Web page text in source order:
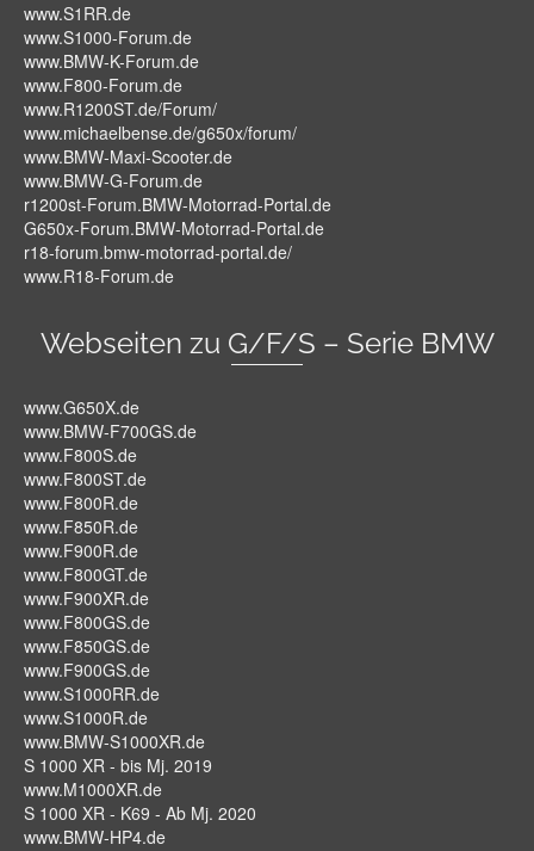
www.S1RR.de
www.S1000-Forum.de
www.BMW-K-Forum.de
www.F800-Forum.de
www.R1200ST.de/Forum/
www.michaelbense.de/g650x/forum/
www.BMW-Maxi-Scooter.de
www.BMW-G-Forum.de
r1200st-Forum.BMW-Motorrad-Portal.de
G650x-Forum.BMW-Motorrad-Portal.de
r18-forum.bmw-motorrad-portal.de/
www.R18-Forum.de
Webseiten zu G/F/S – Serie BMW
www.G650X.de
www.BMW-F700GS.de
www.F800S.de
www.F800ST.de
www.F800R.de
www.F850R.de
www.F900R.de
www.F800GT.de
www.F900XR.de
www.F800GS.de
www.F850GS.de
www.F900GS.de
www.S1000RR.de
www.S1000R.de
www.BMW-S1000XR.de
S 1000 XR - bis Mj. 2019
www.M1000XR.de
S 1000 XR - K69 - Ab Mj. 2020
www.BMW-HP4.de